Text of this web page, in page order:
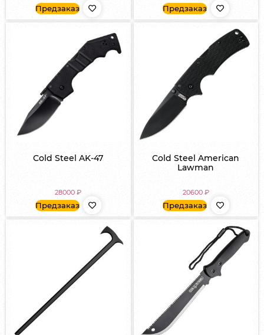
Предзаказ Предзаказ
Cold Steel AK-47
28000₽
Предзаказ
Cold Steel American
Lawman
20600 ₽
Предзаказ